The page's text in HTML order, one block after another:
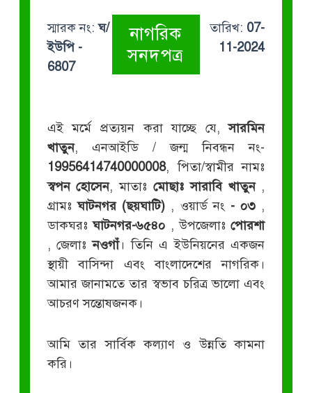
স্মারক নং:ঘ/
ইউপি -
6807
নাগরিক
সনদপত্র
তারিখ: 07-
11-2024
এই মর্মে প্রত্যয়ন করা যাচ্ছে যে,সারমিন
খাতুন, এনআইডি / জন্ম নিবন্ধন নং-
19956414740000008, পিতা/স্বামীর নামঃ
স্বপন হোসেন, মাতাঃমোছাঃ সারাবি খাতুন ,
গ্রামঃঘাটনগর (ছয়ঘাটি) , ওয়ার্ড নং - ০৩ ,
ডাকঘরঃঘাটনগর-৬৫৪০ , উপজেলাঃপোরশা
, জেলাঃনওগাঁ। তিনি এ ইউনিয়নের একজন
স্থায়ী বাসিন্দা এবং বাংলাদেশের নাগরিক।
আমার জানামতে তার স্বভাব চরিত্র ভালো এবং
আচরণ সন্তোষজনক।
আমি তার সার্বিক কল্যাণ ও উন্নতি কামনা
করি।